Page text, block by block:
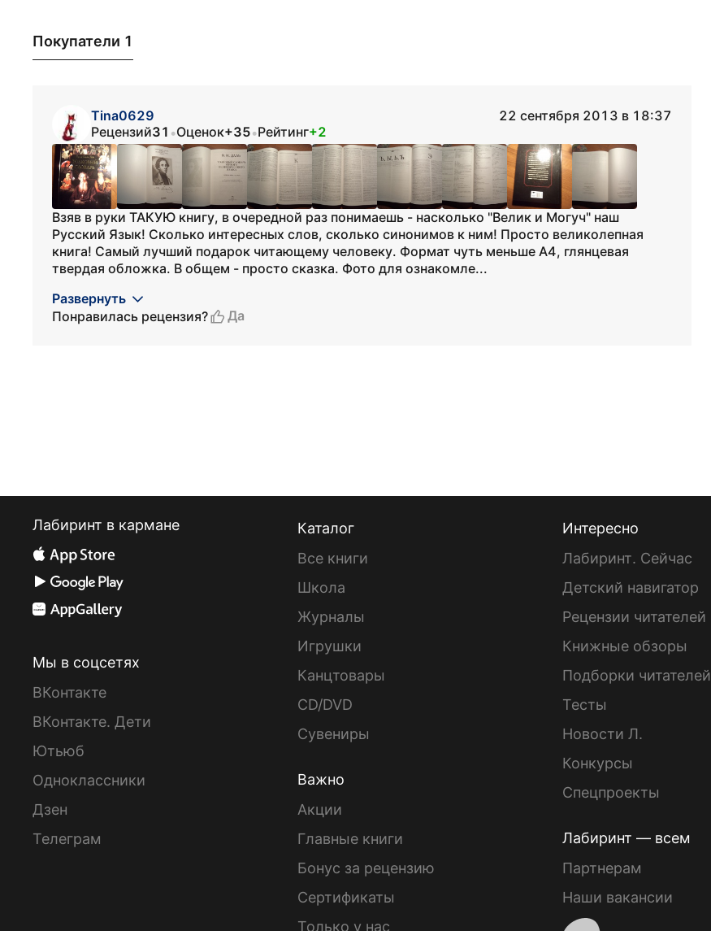
Покупатели 1
Tina0629
22 сентября 2013 в 18:37
Рецензий31 •Оценок+35•Рейтинг+2
Взяв в руки ТАКУЮ книгу, в очередной раз понимаешь - насколько "Велик и Могуч" наш
Русский Язык! Сколько интересных слов, сколько синонимов к ним! Просто великолепная
книга! Самый лучший подарок читающему человеку. Формат чуть меньше А4, глянцевая
твердая обложка. В общем - просто сказка. Фото для ознакомле...
Развернуть
Понравилась рецензия?
Да
Лабиринт в кармане
Мы в соцсетях
ВКонтакте
ВКонтакте. Дети
Ютьюб
Одноклассники
Дзен
Телеграм
Каталог
Все книги
Школа
Журналы
Игрушки
Канцтовары
CD/DVD
Сувениры
Важно
Акции
Главные книги
Бонус за рецензию
Сертификаты
Только у нас
Интересно
Лабиринт. Сейчас
Детский навигатор
Рецензии читателей
Книжные обзоры
Подборки читателей
Тесты
Новости Л.
Конкурсы
Спецпроекты
Лабиринт — всем
Партнерам
Наши вакансии